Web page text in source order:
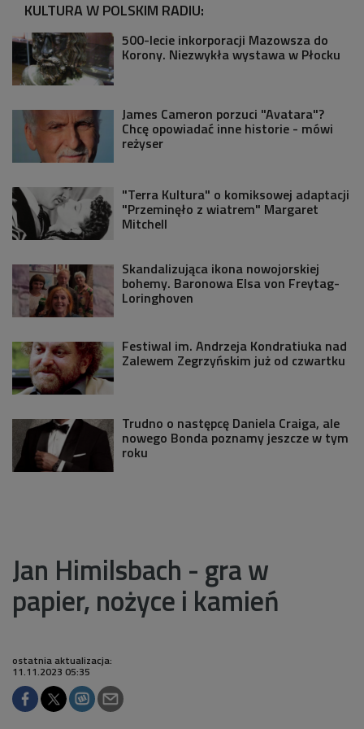
KULTURA W POLSKIM RADIU:
500-lecie inkorporacji Mazowsza do
Korony. Niezwykła wystawa w Płocku
James Cameron porzuci "Avatara"?
Chcę opowiadać inne historie - mówi
reżyser
"Terra Kultura" o komiksowej adaptacji
"Przeminęło z wiatrem" Margaret
Mitchell
Skandalizująca ikona nowojorskiej
bohemy. Baronowa Elsa von Freytag-
Loringhoven
Festiwal im. Andrzeja Kondratiuka nad
Zalewem Zegrzyńskim już od czwartku
Trudno o następcę Daniela Craiga, ale
nowego Bonda poznamy jeszcze w tym
roku
Jan Himilsbach - gra w
papier, nożyce i kamień
ostatnia aktualizacja:
11.11.2023 05:35